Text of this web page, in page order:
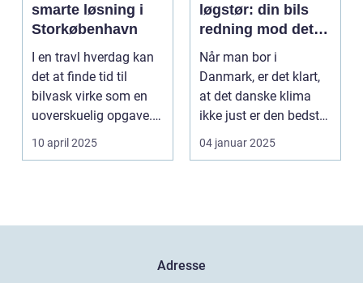
smarte løsning i
Storkøbenhavn
I en travl hverdag kan
det at finde tid til
bilvask virke som en
uoverskuelig opgave.
Især i S...
10 april 2025
løgstør: din bils
redning mod det
danske klima
Når man bor i
Danmark, er det klart,
at det danske klima
ikke just er den bedste
ven for bilen...
04 januar 2025
Adresse